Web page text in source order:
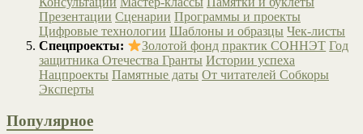
Презентации Сценарии Программы и проекты
Цифровые технологии Шаблоны и образцы Чек-листы
Спецпроекты:
Золотой фонд практик СОННЭТ Год
защитника Отечества Гранты Истории успеха
Нацпроекты Памятные даты От читателей Собкоры
Эксперты
Популярное